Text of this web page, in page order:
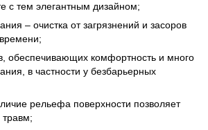
с тем элегантным дизайном;
– очистка от загрязнений и засоров
обеспечивающих комфортность и много
в частности у безбарьерных
рельефа поверхности позволяет
травм;